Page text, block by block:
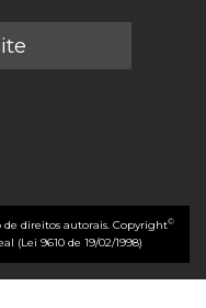
direitos autorais. Copyright©
(Lei 9610 de 19/02/1998)